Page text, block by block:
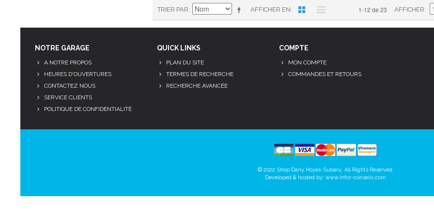
AFFICHER EN
TRIER PAR 1-12 de 23 AFFICHER
NOTRE GARAGE
A NOTRE PROPOS
HEURES D'OUVERTURES
CONTACTEZ NOUS
SERVICE CLIENTS
POLITIQUE DE CONFIDENTIALITÉ
QUICK LINKS
PLAN DU SITE
TERMES DE RECHERCHE
RECHERCHE AVANCÉE
COMPTE
MON COMPTE
COMMANDES ET RETOURS
© 2022 Shop Dany Hoyas-Subaru. All Rights Reserved.
Developed & hosted by: www.infor-conseils.com